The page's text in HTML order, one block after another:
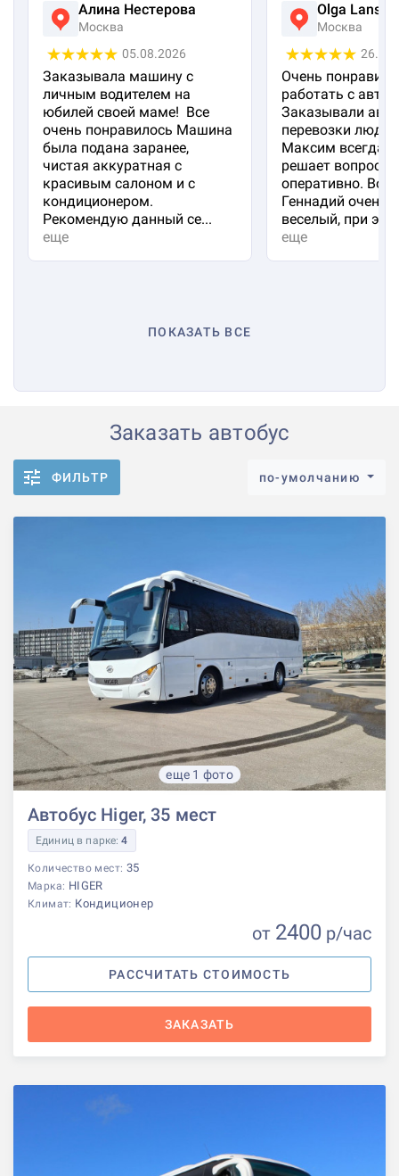
Алина Нестерова
Москва
05.08.2026
Заказывала машину с
личным водителем на
юбилей своей маме! Все
очень понравилось Машина
была подана заранее,
чистая аккуратная с
красивым салоном и с
кондиционером.
Рекомендую данный се...
еще
Olga
Москва
Очень
работать с авто
Заказывали
перевозки
Максим всегда
решает вопросы
оперативно.
Геннадий очень
веселый, при эт...
еще
ПОКАЗАТЬ ВСЕ
Заказать автобус
ФИЛЬТР по-умолчанию
еще 1 фото
Автобус Higer, 35 мест
Единиц в парке:4
Количество мест: 35
Марка: HIGER
Климат: Кондиционер
от 2400 р/час
РАССЧИТАТЬ СТОИМОСТЬ
ЗАКАЗАТЬ